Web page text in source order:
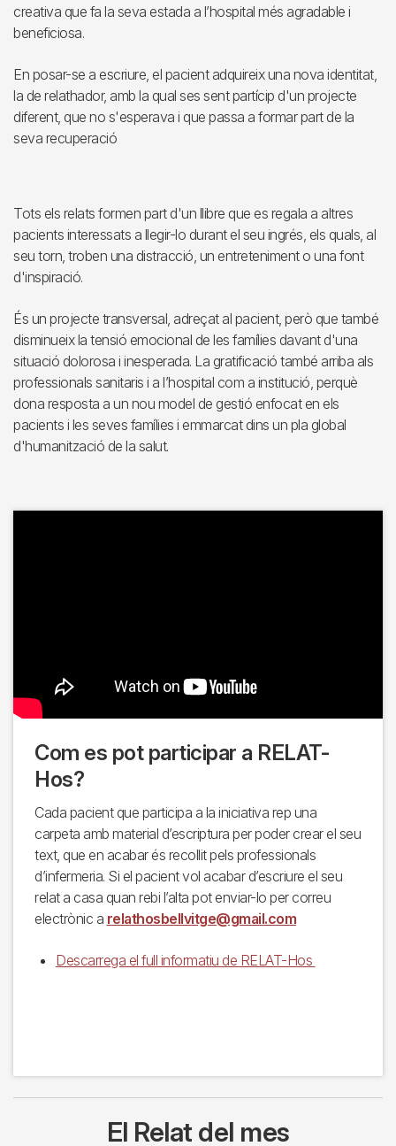
creativa que fa la seva estada a l’hospital més agradable i
beneficiosa.
En posar-se a escriure, el pacient adquireix una nova identitat,
la de relathador, amb la qual ses sent partícip d'un projecte
diferent, que no s'esperava i que passa a formar part de la
seva recuperació
Tots els relats formen part d'un llibre que es regala a altres
pacients interessats a llegir-lo durant el seu ingrés, els quals, al
seu torn, troben una distracció, un entreteniment o una font
d'inspiració.
És un projecte transversal, adreçat al pacient, però que també
disminueix la tensió emocional de les famílies davant d'una
situació dolorosa i inesperada. La gratificació també arriba als
professionals sanitaris i a l’hospital com a institució, perquè
dona resposta a un nou model de gestió enfocat en els
pacients i les seves famílies i emmarcat dins un pla global
d'humanització de la salut.
Com es pot participar a RELAT-
Hos?
Cada pacient que participa a la iniciativa rep una
carpeta amb material d’escriptura per poder crear el seu
text, que en acabar és recollit pels professionals
d’infermeria. Si el pacient vol acabar d’escriure el seu
relat a casa quan rebi l’alta pot enviar-lo per correu
electrònic a relathosbellvitge@gmail.com
Descarrega el full informatiu de RELAT-Hos
El Relat del mes